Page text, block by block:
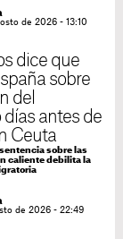
de 2026 - 13:10
dice que
sobre
del
antes de
Ceuta
sobre las
caliente debilita la
de 2026 - 22:49